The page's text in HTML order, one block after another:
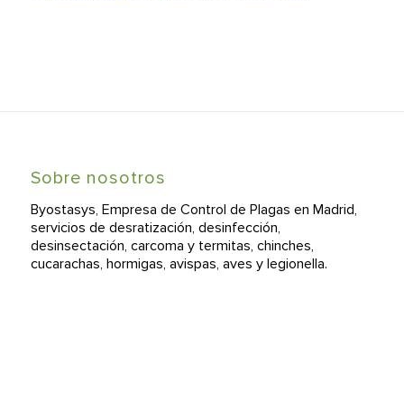
Sobre nosotros
Byostasys, Empresa de Control de Plagas en Madrid,
servicios de desratización, desinfección,
desinsectación, carcoma y termitas, chinches,
cucarachas, hormigas, avispas, aves y legionella.